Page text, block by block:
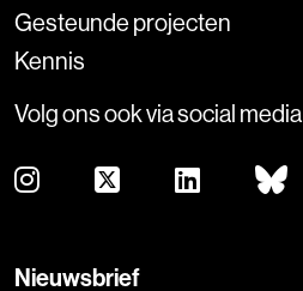
Gesteunde projecten
Kennis
Volg ons ook via social media
Nieuwsbrief